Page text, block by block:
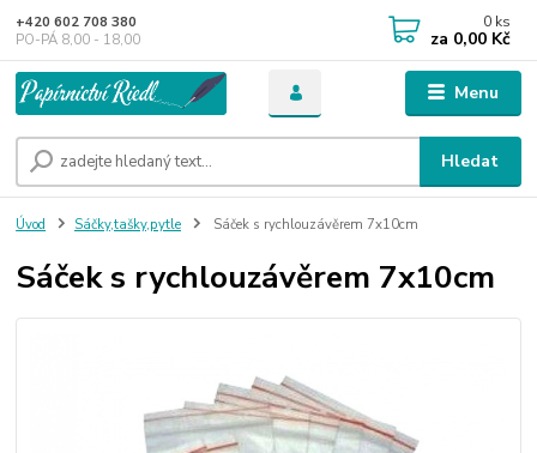
Menu
Hledat
+420 602 708 380
PO-PÁ 8,00 - 18,00
0 ks
za 0,00 Kč
Úvod Sáčky,tašky,pytle Sáček s rychlouzávěrem 7x10cm
Sáček s rychlouzávěrem 7x10cm